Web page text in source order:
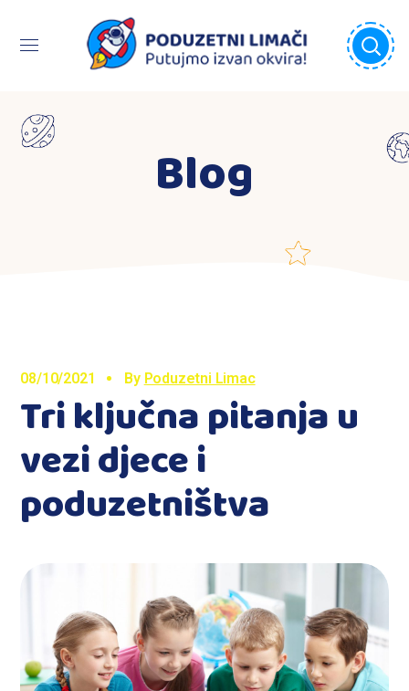
Blog
08/10/2021 By Poduzetni Limac
Tri ključna pitanja u
vezi djece i
poduzetništva